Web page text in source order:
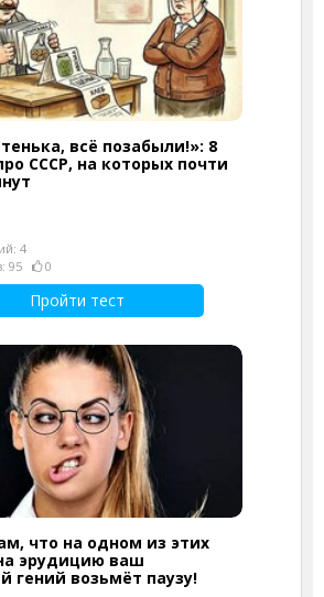
всё позабыли!»: 8
СССР, на которых почти
4
95
0
Пройти тест
что на одном из этих
эрудицию ваш
гений возьмёт паузу!